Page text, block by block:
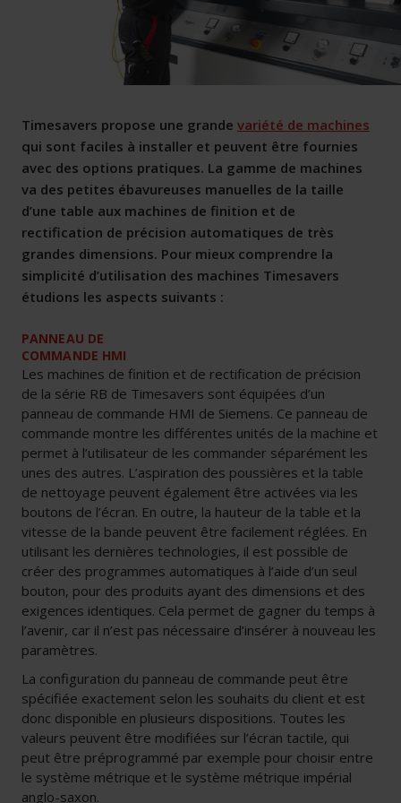
Timesavers propose une grande variété de machines
qui sont faciles à installer et peuvent être fournies
avec des options pratiques. La gamme de machines
va des petites ébavureuses manuelles de la taille
d’une table aux machines de finition et de
rectification de précision automatiques de très
grandes dimensions. Pour mieux comprendre la
simplicité d’utilisation des machines Timesavers
étudions les aspects suivants :
PANNEAU DE
COMMANDE HMI
Les machines de finition et de rectification de précision
de la série RB de Timesavers sont équipées d’un
panneau de commande HMI de Siemens. Ce panneau de
commande montre les différentes unités de la machine et
permet à l’utilisateur de les commander séparément les
unes des autres. L’aspiration des poussières et la table
de nettoyage peuvent également être activées via les
boutons de l’écran. En outre, la hauteur de la table et la
vitesse de la bande peuvent être facilement réglées. En
utilisant les dernières technologies, il est possible de
créer des programmes automatiques à l’aide d’un seul
bouton, pour des produits ayant des dimensions et des
exigences identiques. Cela permet de gagner du temps à
l’avenir, car il n’est pas nécessaire d’insérer à nouveau les
paramètres.
La configuration du panneau de commande peut être
spécifiée exactement selon les souhaits du client et est
donc disponible en plusieurs dispositions. Toutes les
valeurs peuvent être modifiées sur l’écran tactile, qui
peut être préprogrammé par exemple pour choisir entre
le système métrique et le système métrique impérial
anglo-saxon.